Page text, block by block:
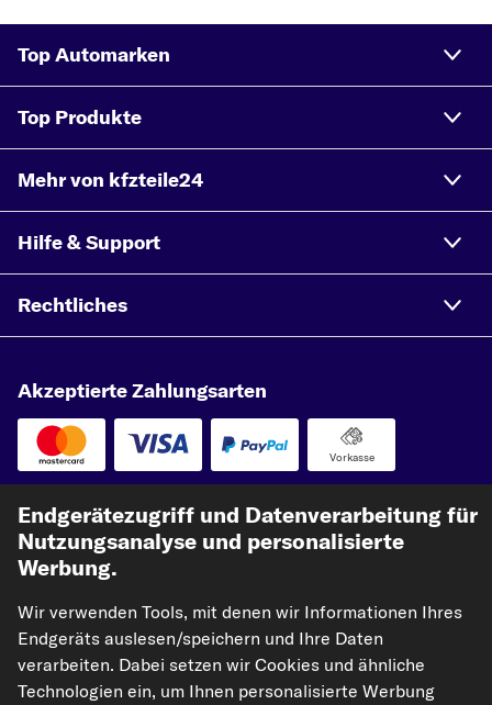
Top Automarken
Top Produkte
Mehr von kfzteile24
Hilfe & Support
Rechtliches
Akzeptierte Zahlungsarten
Vorkasse
Unsere Versandpartner
Endgerätezugriff und Datenverarbeitung für
Nutzungsanalyse und personalisierte
Werbung.
Wir verwenden Tools, mit denen wir Informationen Ihres
Endgeräts auslesen/speichern und Ihre Daten
verarbeiten. Dabei setzen wir Cookies und ähnliche
Technologien ein, um Ihnen personalisierte Werbung